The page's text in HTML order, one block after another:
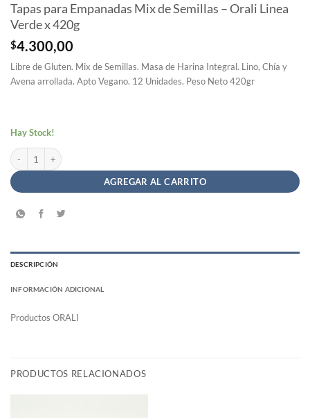
Tapas para Empanadas Mix de Semillas – Orali Linea
Verde x 420g
$4.300,00
Libre de Gluten. Mix de Semillas. Masa de Harina Integral. Lino, Chía y
Avena arrollada. Apto Vegano. 12 Unidades. Peso Neto 420gr
Hay Stock!
Tapas para Empanadas Mix de Semillas - Orali Linea Verde x 420g cantidad
AGREGAR AL CARRITO
DESCRIPCIÓN
INFORMACIÓN ADICIONAL
Productos ORALI
PRODUCTOS RELACIONADOS